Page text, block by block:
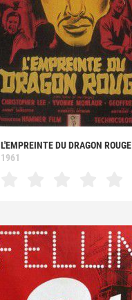
L'EMPREINTE DU DRAGON ROUGE
1961